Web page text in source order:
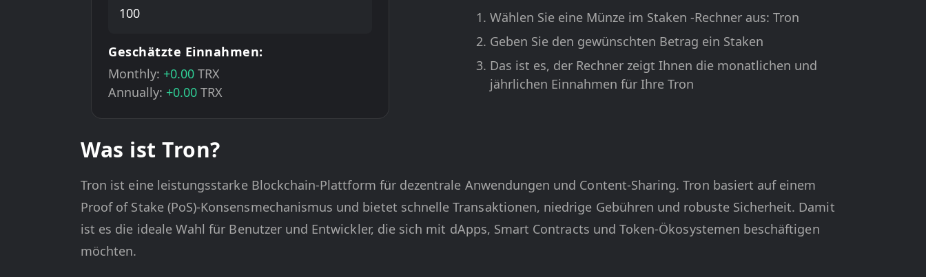
Wählen Sie eine Münze im Staken -Rechner aus: Tron
Geben Sie den gewünschten Betrag ein Staken
Das ist es, der Rechner zeigt Ihnen die monatlichen und
jährlichen Einnahmen für Ihre Tron
Geschätzte Einnahmen:
Monthly: +0.00 TRX
Annually: +0.00 TRX
Was ist Tron?
Tron ist eine leistungsstarke Blockchain-Plattform für dezentrale Anwendungen und Content-Sharing. Tron basiert auf einem
Proof of Stake (PoS)-Konsensmechanismus und bietet schnelle Transaktionen, niedrige Gebühren und robuste Sicherheit. Damit
ist es die ideale Wahl für Benutzer und Entwickler, die sich mit dApps, Smart Contracts und Token-Ökosystemen beschäftigen
möchten.